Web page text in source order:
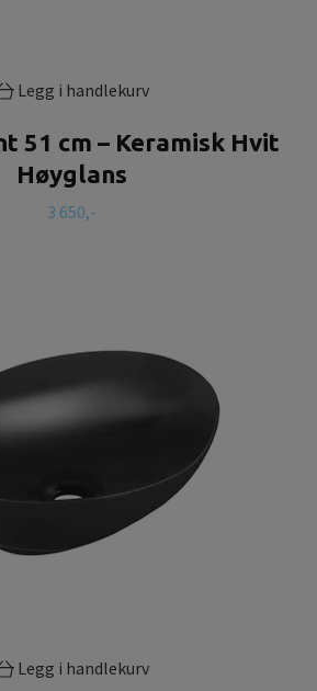
Legg i handlekurv
51 cm – Keramisk Hvit
Høyglans
3 650,-
Legg i handlekurv